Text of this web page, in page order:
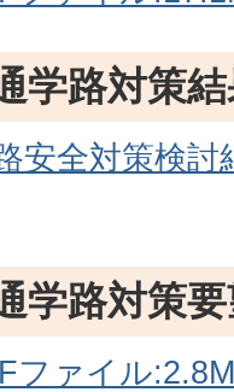
学路対策
安全対策検
学路対策
ファイル